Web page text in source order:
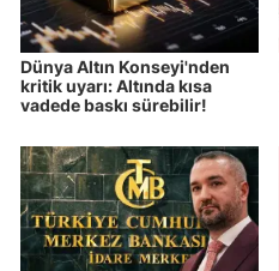
Dünya Altın Konseyi'nden
kritik uyarı: Altında kısa
vadede baskı sürebilir!